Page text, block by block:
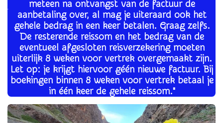
meteen na ontvangst van de factuur de
aanbetaling over, al mag je uiteraard ook het
gehele bedrag in een keer betalen. Graag zelfs.
De resterende reissom en het bedrag van de
eventueel afgesloten reisverzekering moeten
uiterlijk 8 weken voor vertrek overgemaakt zijn.
Let op: je krijgt hiervoor géén nieuwe factuur. Bij
boekingen binnen 8 weken voor vertrek betaal je
in één keer de gehele reissom."